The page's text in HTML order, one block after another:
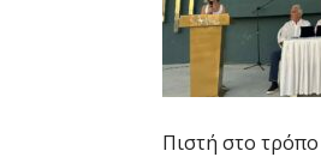
Πιστή στο